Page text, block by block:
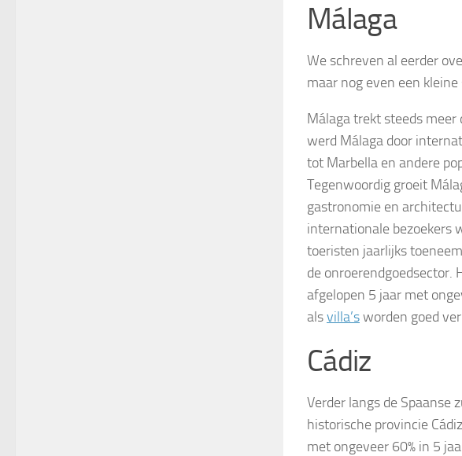
Málaga
We schreven al eerder
maar nog even een
Málaga trekt steeds
werd Málaga door
tot Marbella en andere
Tegenwoordig groeit
gastronomie en
internationale bezoekers
toeristen jaarlijks
de onroerendgoedsector.
afgelopen 5 jaar met
alsvilla’sworden goed
Cádiz
Verder langs de Spaanse
historische provincie
met ongeveer 60% in 5